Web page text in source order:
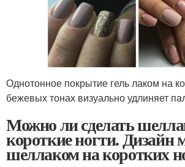
Однотонное покрытие гель лаком на
бежевых тонах визуально удлиняет
Можно ли сделать
короткие ногти.
шеллаком на коротких